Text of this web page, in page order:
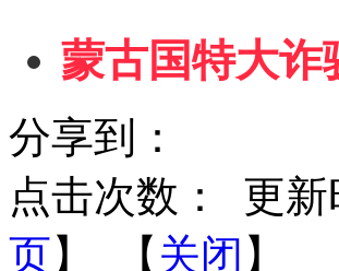
蒙古国特大诈
分享到：
点击次数：
更新
页】 【 关闭 】